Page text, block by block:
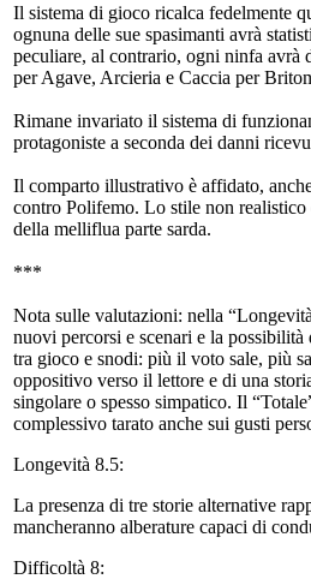
Il sistema di gioco ricalca fedelmente
ognuna delle sue spasimanti avrà
peculiare, al contrario, ogni ninfa avrà
per Agave, Arcieria e Caccia per
Rimane invariato il sistema di
protagoniste a seconda dei danni
Il comparto illustrativo è affidato,
contro Polifemo. Lo stile non realistico
della melliflua parte sarda.
***
Nota sulle valutazioni: nella
nuovi percorsi e scenari e la
tra gioco e snodi: più il voto sale, più
oppositivo verso il lettore e di una
singolare o spesso simpatico. Il
complessivo tarato anche sui gusti
Longevità 8.5:
La presenza di tre storie alternative
mancheranno alberature capaci di
Difficoltà 8: